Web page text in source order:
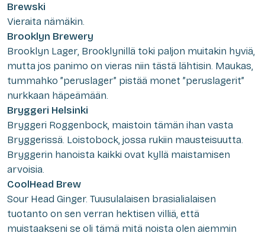
Brewski
Vieraita nämäkin.
Brooklyn Brewery
Brooklyn Lager, Brooklynillä toki paljon muitakin hyviä,
mutta jos panimo on vieras niin tästä lähtisin. Maukas,
tummahko ”peruslager” pistää monet ”peruslagerit”
nurkkaan häpeämään.
Bryggeri Helsinki
Bryggeri Roggenbock, maistoin tämän ihan vasta
Bryggerissä. Loistobock, jossa rukiin mausteisuutta.
Bryggerin hanoista kaikki ovat kyllä maistamisen
arvoisia.
CoolHead Brew
Sour Head Ginger. Tuusulalaisen brasialialaisen
tuotanto on sen verran hektisen villiä, että
muistaakseni se oli tämä mitä noista olen aiemmin